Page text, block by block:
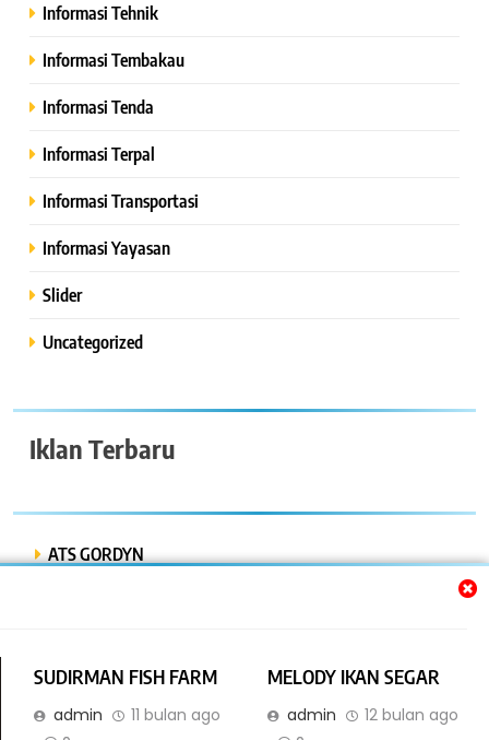
SUDIRMAN FISH FARM
admin 11 bulan ago
MELODY IKAN SEGAR
admin 12 bulan ago
Informasi Tehnik
Informasi Tembakau
Informasi Tenda
Informasi Terpal
Informasi Transportasi
Informasi Yayasan
Slider
Uncategorized
Iklan Terbaru
ATS GORDYN